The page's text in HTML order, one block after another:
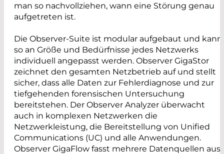
man so nachvollziehen, wann eine Störung genau
aufgetreten ist.
Die Observer-Suite ist modular aufgebaut und kann
so an Größe und Bedürfnisse jedes Netzwerks
individuell angepasst werden. Observer GigaStor
zeichnet den gesamten Netzbetrieb auf und stellt
sicher, dass alle Daten zur Fehlerdiagnose und zur
tiefgehenden forensischen Untersuchung
bereitstehen. Der Observer Analyzer überwacht
auch in komplexen Netzwerken die
Netzwerkleistung, die Bereitstellung von Unified
Communications (UC) und alle Anwendungen.
Observer GigaFlow fasst mehrere Datenquellen aus